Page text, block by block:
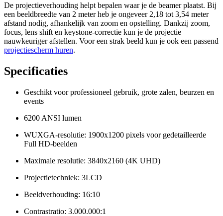
De projectieverhouding helpt bepalen waar je de beamer plaatst. Bij
een beeldbreedte van 2 meter heb je ongeveer 2,18 tot 3,54 meter
afstand nodig, afhankelijk van zoom en opstelling. Dankzij zoom,
focus, lens shift en keystone-correctie kun je de projectie
nauwkeuriger afstellen. Voor een strak beeld kun je ook een passend
projectiescherm huren.
Specificaties
Geschikt voor professioneel gebruik, grote zalen, beurzen en
events
6200 ANSI lumen
WUXGA-resolutie: 1900x1200 pixels voor gedetailleerde
Full HD-beelden
Maximale resolutie: 3840x2160 (4K UHD)
Projectietechniek: 3LCD
Beeldverhouding: 16:10
Contrastratio: 3.000.000:1